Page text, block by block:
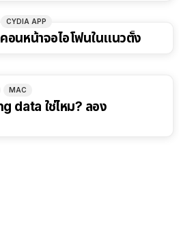
CYDIA APP
อนหน้าจอไอโฟนในแนวตั้ง
MAC
data ใช่ไหม? ลอง